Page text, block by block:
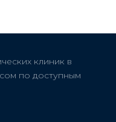
клиник в
по доступным